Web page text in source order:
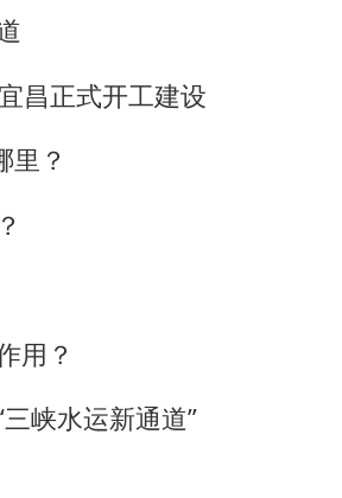
昌正式开工建设
里？
用？
峡水运新通道”